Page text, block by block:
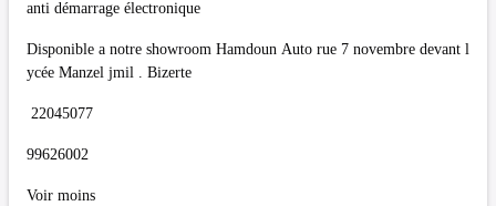
anti démarrage électronique
Disponible a notre showroom Hamdoun Auto rue 7 novembre devant l
ycée Manzel jmil . Bizerte
22045077
99626002
Voir moins